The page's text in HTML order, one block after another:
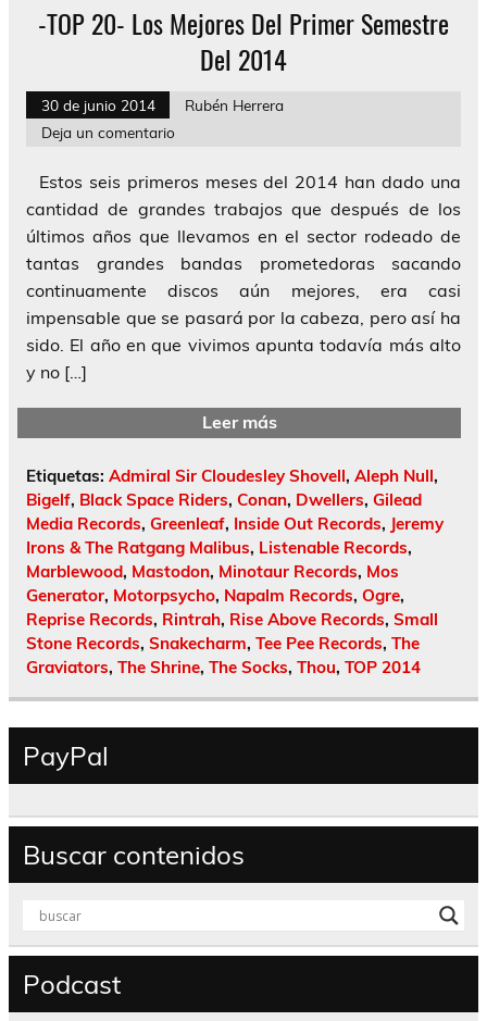
-TOP 20- Los Mejores Del Primer Semestre
Del 2014
30 de junio 2014
Rubén Herrera
Deja un comentario
Estos seis primeros meses del 2014 han dado una
cantidad de grandes trabajos que después de los
últimos años que llevamos en el sector rodeado de
tantas grandes bandas prometedoras sacando
continuamente discos aún mejores, era casi
impensable que se pasará por la cabeza, pero así ha
sido. El año en que vivimos apunta todavía más alto
y no […]
Leer más
Etiquetas: Admiral Sir Cloudesley Shovell, Aleph Null,
Bigelf, Black Space Riders, Conan, Dwellers, Gilead
Media Records, Greenleaf, Inside Out Records, Jeremy
Irons & The Ratgang Malibus, Listenable Records,
Marblewood, Mastodon, Minotaur Records, Mos
Generator, Motorpsycho, Napalm Records, Ogre,
Reprise Records, Rintrah, Rise Above Records, Small
Stone Records, Snakecharm, Tee Pee Records, The
Graviators, The Shrine, The Socks, Thou, TOP 2014
PayPal
Buscar contenidos
Podcast